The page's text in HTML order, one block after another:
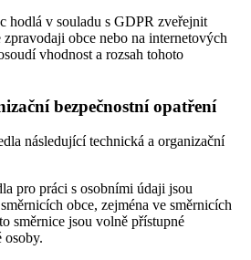
hodlá v souladu s GDPR zveřejnit
obce nebo na internetových
vhodnost a rozsah tohoto
bezpečnostní opatření
následující technická a organizační
pro práci s osobními údaji jsou
obce, zejména ve směrnicích
směrnice jsou volně přístupné
osoby.